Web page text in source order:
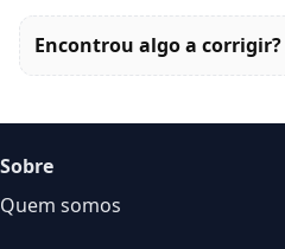
Encontrou algo a corrigir?
Sobre
Quem somos